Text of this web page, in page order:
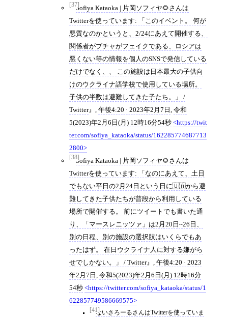
[37]Sofiya Kataoka | 片岡ソフィヤ🌻さんは
Twitterを使っています: 「このイベント。 何が
悪質なのかというと、2/24にあえて開催する、
関係者がブチャがフェイクである、ロシアは
悪くない等の情報を個人のSNSで発信している
だけでなく、、 この施設は日本最大の子供向
けのウクライナ語学校で使用している場所。
子供の半数は避難してきた子たち。」 /
Twitter
, 午後4:20 · 2023年2月7日 , 令和
5(2023)年2月6日(月) 12時16分54秒
https://twit
ter.com/sofiya_kataoka/status/162285774687713
2800
[38]Sofiya Kataoka | 片岡ソフィヤ🌻さんは
Twitterを使っています: 「なのにあえて、土日
でもない平日の2月24日という日に🇺🇦から避
難してきた子供たちが普段から利用している
場所で開催する。 前にツイートでも書いた通
り、「マースレニッツァ」は2月20日~26日、
別の日程、別の施設の選択肢はいくらでもあ
ったはず。 在日ウクライナ人に対する嫌がら
せでしかない。」 / Twitter
, 午後4:20 · 2023
年2月7日 , 令和5(2023)年2月6日(月) 12時16分
54秒
https://twitter.com/sofiya_kataoka/status/1
622857749586669575
[41]ないさろーるさんはTwitterを使っていま